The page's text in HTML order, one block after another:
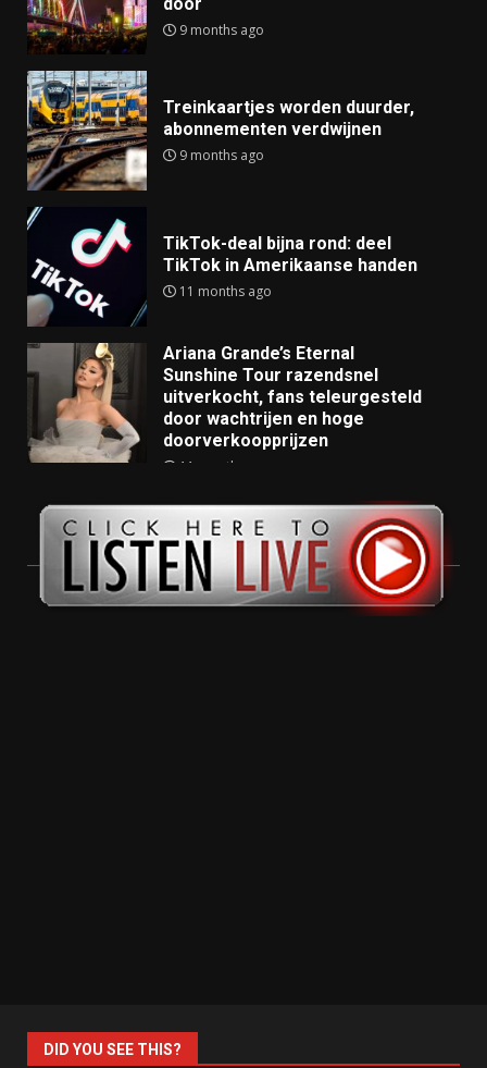
9 months ago
Treinkaartjes worden duurder,
abonnementen verdwijnen
9 months ago
TikTok-deal bijna rond: deel
TikTok in Amerikaanse handen
11 months ago
Ariana Grande’s Eternal
Sunshine Tour razendsnel
uitverkocht, fans teleurgesteld
door wachtrijen en hoge
doorverkoopprijzen
11 months ago
DID YOU SEE THIS?